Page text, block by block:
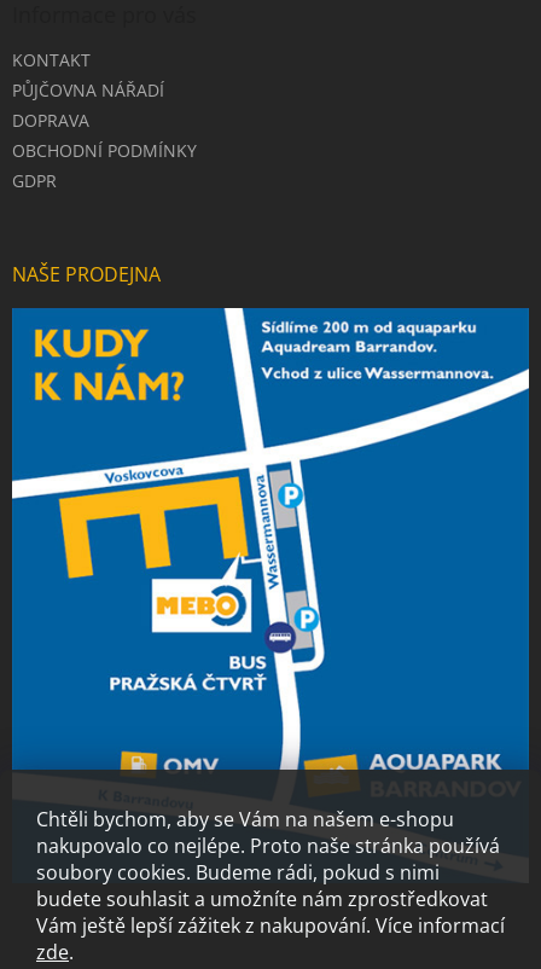
Chtěli bychom, aby se Vám na našem e-shopu
nakupovalo co nejlépe. Proto naše stránka používá
soubory cookies. Budeme rádi, pokud s nimi
budete souhlasit a umožníte nám zprostředkovat
Vám ještě lepší zážitek z nakupování. Více informací
zde.
KONTAKT
PŮJČOVNA NÁŘADÍ
DOPRAVA
OBCHODNÍ PODMÍNKY
GDPR
NAŠE PRODEJNA